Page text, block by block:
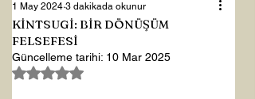
KİNTSUGİ: BİR DÖNÜŞÜM
FELSEFESİ
1 May 2024 3 dakikada okunur
Güncelleme tarihi: 10 Mar 2025
5 üzerinden NaN yıldız